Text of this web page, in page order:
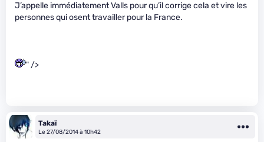
J’appelle immédiatement Valls pour qu’il corrige cela et vire les
personnes qui osent travailler pour la France.
" />
Takaï
Le 27/08/2014 à 10h42